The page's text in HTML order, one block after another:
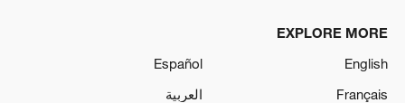
EXPLORE MORE
English
Español
Français
العربية